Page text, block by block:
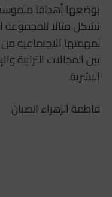
بوضعها أهدافا
تشكل مثالا للمجموعة
لمهمتها الاجتماعية
بين المجالات الترابية
البشرية.
فاطمة الزهراء الصبان